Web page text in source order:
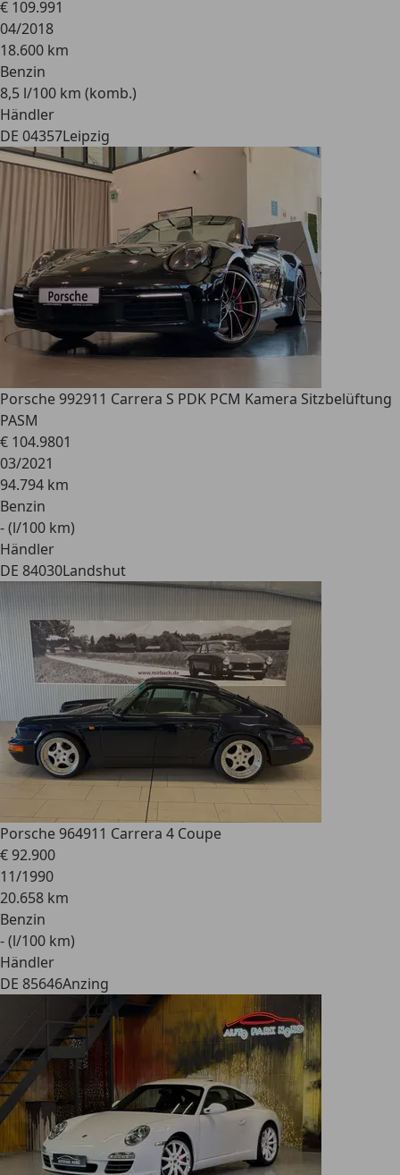
€ 109.991
04/2018
18.600 km
Benzin
8,5 l/100 km (komb.)
Händler
DE 04357Leipzig
Porsche 992911 Carrera S PDK PCM Kamera Sitzbelüftung
PASM
€ 104.9801
03/2021
94.794 km
Benzin
- (l/100 km)
Händler
DE 84030Landshut
Porsche 964911 Carrera 4 Coupe
€ 92.900
11/1990
20.658 km
Benzin
- (l/100 km)
Händler
DE 85646Anzing